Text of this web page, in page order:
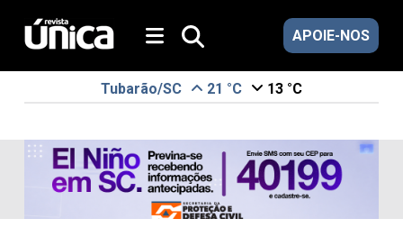
APOIE-NOS
Tubarão/SC 21 °C 13 °C